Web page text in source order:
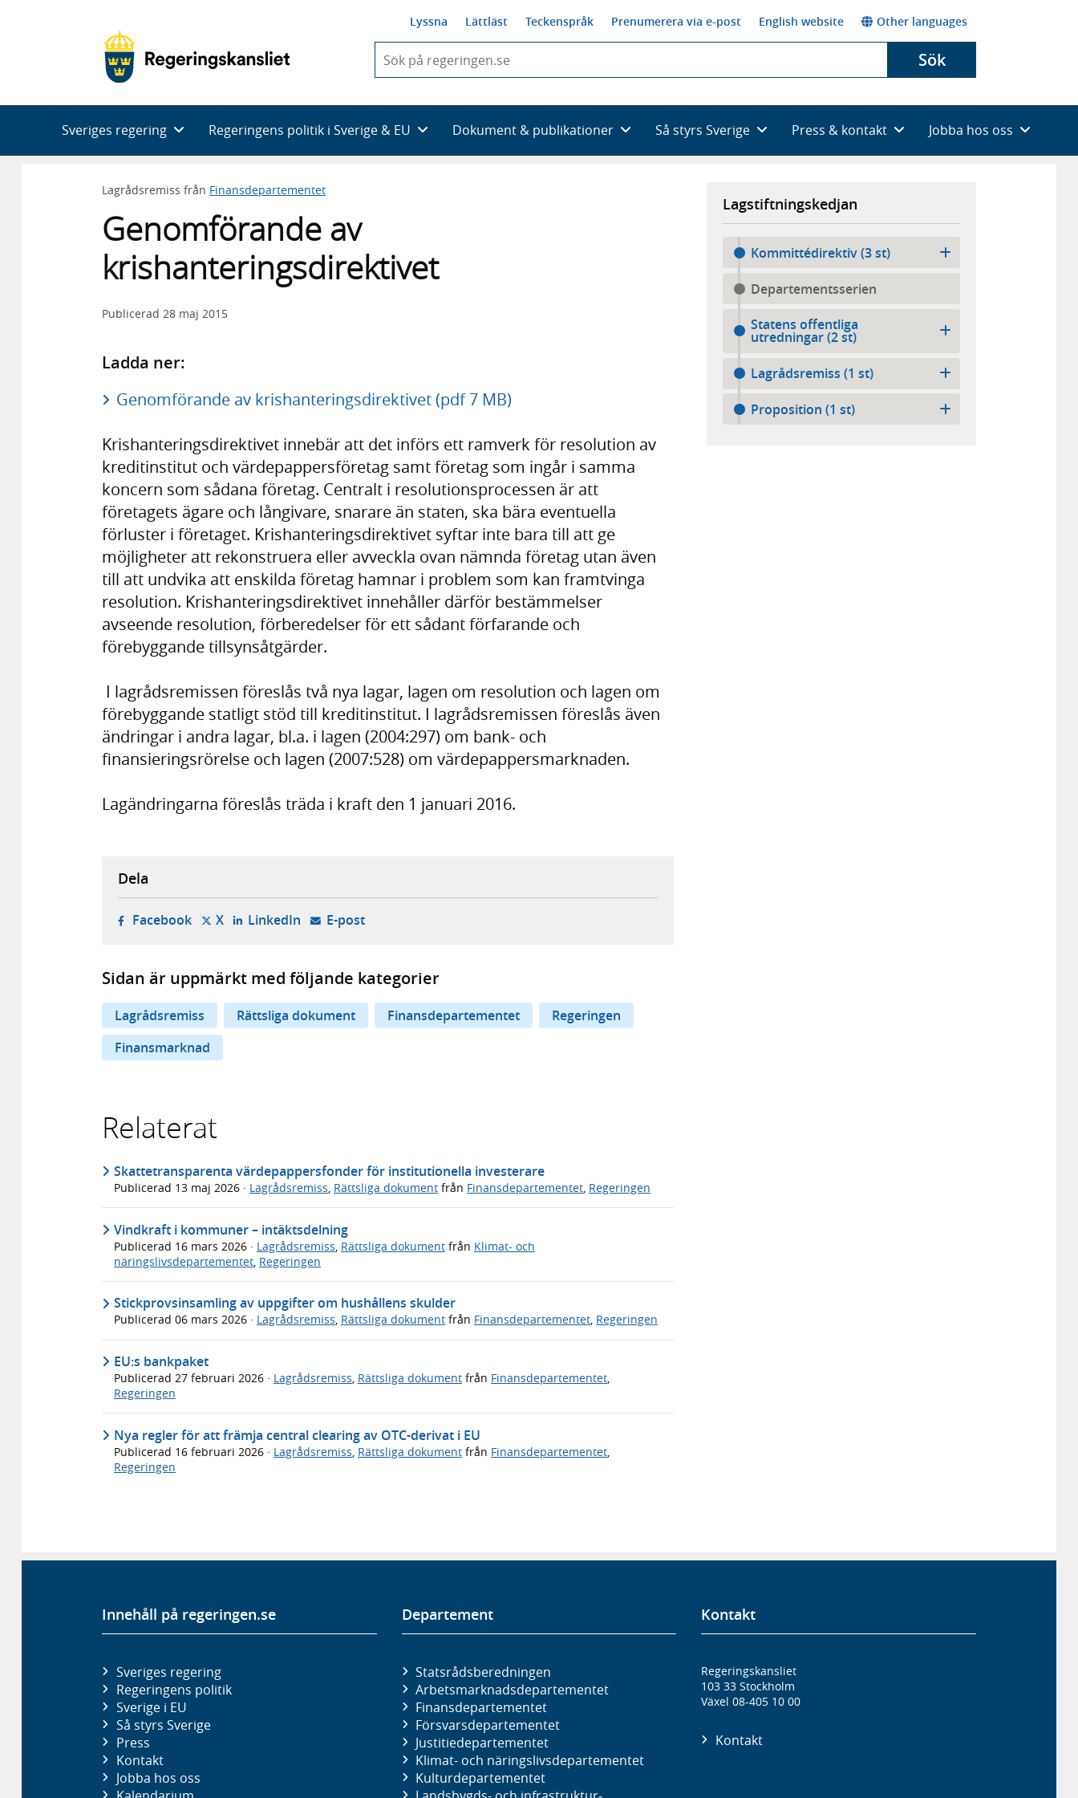
Lyssna Lättläst Teckenspråk Prenumerera via e-post English website Other languages
du
skriva
framträder
en
Sök
Sveriges regering Regeringens politik i Sverige & EU Dokument & publikationer Så styrs Sverige Press & kontakt Jobba hos oss
Lagrådsremiss från Finansdepartementet
Genomförande av
krishanteringsdirektivet
Publicerad 28 maj 2015
Ladda ner:
Genomförande av krishanteringsdirektivet (pdf 7 MB)
Krishanteringsdirektivet innebär att det införs ett ramverk för resolution av
kreditinstitut och värdepappersföretag samt företag som ingår i samma
koncern som sådana företag. Centralt i resolutionsprocessen är att
företagets ägare och långivare, snarare än staten, ska bära eventuella
förluster i företaget. Krishanteringsdirektivet syftar inte bara till att ge
möjligheter att rekonstruera eller avveckla ovan nämnda företag utan även
till att undvika att enskilda företag hamnar i problem som kan framtvinga
resolution. Krishanteringsdirektivet innehåller därför bestämmelser
avseende resolution, förberedelser för ett sådant förfarande och
förebyggande tillsynsåtgärder.
I lagrådsremissen föreslås två nya lagar, lagen om resolution och lagen om
förebyggande statligt stöd till kreditinstitut. I lagrådsremissen föreslås även
ändringar i andra lagar, bl.a. i lagen (2004:297) om bank- och
finansieringsrörelse och lagen (2007:528) om värdepappersmarknaden.
Lagändringarna föreslås träda i kraft den 1 januari 2016.
Lagstiftningskedjan
Kommittédirektiv (3 st)
Departementsserien
Statens offentliga
utredningar (2 st)
Lagrådsremiss (1 st)
Proposition (1 st)
Dela
Facebook- öppnas i ny flik, extern webbplats,
X- öppnas i ny flik, extern webbplats,
LinkedIn- öppnas i ny flik, extern webbplats,
E-post- öppnar din e-postklient,
Sidan är uppmärkt med följande kategorier
Lagrådsremiss Rättsliga dokument Finansdepartementet
Regeringen
Finansmarknad
Relaterat
Skattetransparenta värdepappersfonder för institutionella investerare
Publicerad 13 maj 2026 · Lagrådsremiss, Rättsliga dokument från Finansdepartementet, Regeringen
Vindkraft i kommuner – intäktsdelning
Publicerad 16 mars 2026 · Lagrådsremiss Rättsliga dokument från Klimat- och
näringslivsdepartementet Regeringen
Stickprovsinsamling av uppgifter om hushållens skulder
Publicerad 06 mars 2026 · Lagrådsremiss, Rättsliga dokument från Finansdepartementet, Regeringen
EU:s bankpaket
Publicerad 27 februari 2026 · Lagrådsremiss, Rättsliga dokument från Finansdepartementet,
Regeringen
Nya regler för att främja central clearing av OTC-derivat i EU
Publicerad 16 februari 2026 · Lagrådsremiss Rättsliga dokument från Finansdepartementet
Regeringen
Innehåll på regeringen.se
Sveriges regering
Regeringens politik
Sverige i EU
Så styrs Sverige
Press
Kontakt
Jobba hos oss
Departement
Statsrådsberedningen
Arbetsmarknads­departementet
Finans­departementet
Försvars­departementet
Justitie­departementet
Klimat- och näringslivs­departementet
Kultur­departementet
Kontakt
Regeringskansliet
103 33 Stockholm
Växel 08-405 10 00
Kontakt